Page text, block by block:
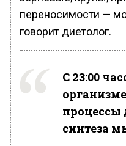
переносимости —
говорит диетолог.
С 23:00
процессы
синтеза